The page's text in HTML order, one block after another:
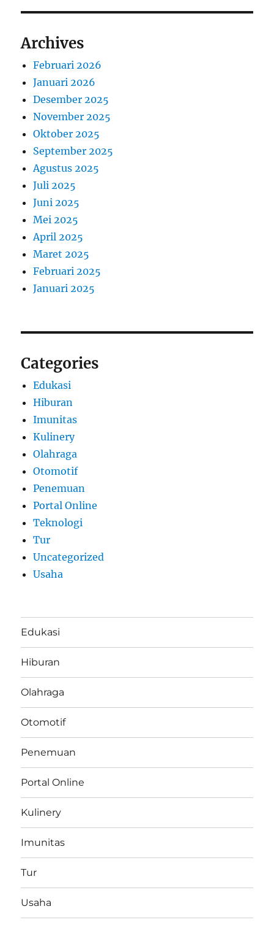
Archives
Februari 2026
Januari 2026
Desember 2025
November 2025
Oktober 2025
September 2025
Agustus 2025
Juli 2025
Juni 2025
Mei 2025
April 2025
Maret 2025
Februari 2025
Januari 2025
Categories
Edukasi
Hiburan
Imunitas
Kulinery
Olahraga
Otomotif
Penemuan
Portal Online
Teknologi
Tur
Uncategorized
Usaha
Edukasi
Hiburan
Olahraga
Otomotif
Penemuan
Portal Online
Kulinery
Imunitas
Tur
Usaha